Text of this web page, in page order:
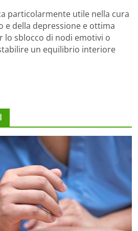
particolarmente utile nella cura
e della depressione e ottima
lo sblocco di nodi emotivi o
un equilibrio interiore